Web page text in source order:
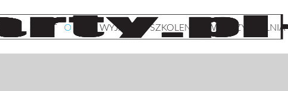
START O NAS WYJAZDY SZKOLENIA WYPOŻYCZALNIA